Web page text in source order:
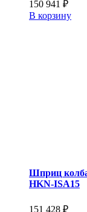
150 941 ₽
В корзину
Шприц
HKN-ISA15
151 428 ₽